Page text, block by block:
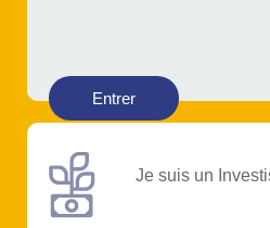
Entrer
Je suis un